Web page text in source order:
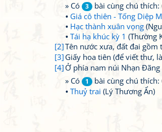
» Có
3
bài cùng chú thích:
Giá cô thiên - Tống Diệp
Hạc thành xuân vọng
Tái hạ khúc kỳ 1 (Thường
[2]Tên nước xưa, đất đai gồm
[3] Giấy hoa tiên (để viết thư,
[4] Ở phía nam núi Nhạn Đãng
» Có
1
bài cùng chú thích:
Thuỷ trai (Lý Thương Ẩn)